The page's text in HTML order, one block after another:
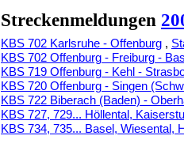
Streckenmeldungen
KBS 702 Karlsruhe - Offenburg ,
KBS 702 Offenburg - Freiburg -
KBS 719 Offenburg - Kehl -
KBS 720 Offenburg - Singen
KBS 722 Biberach (Baden) -
KBS 727, 729... Höllental,
KBS 734, 735... Basel, Wiesental,